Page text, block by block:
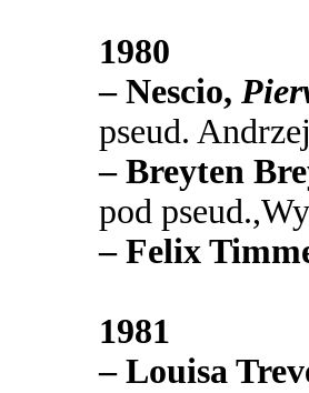
1980
– Nescio,
pseud.
– Breyten
pod
– Felix
1981
– Louisa